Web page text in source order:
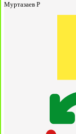
Муртазаев Р